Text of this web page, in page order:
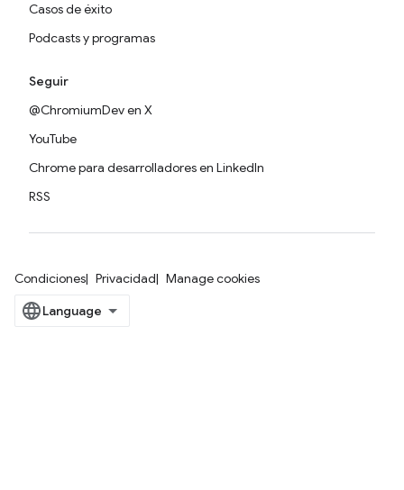
Casos de éxito
Podcasts y programas
Seguir
@ChromiumDev en X
YouTube
Chrome para desarrolladores en LinkedIn
RSS
Condiciones Privacidad Manage cookies